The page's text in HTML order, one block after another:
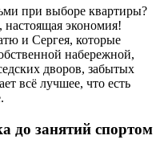
при выборе квартиры?
настоящая экономия!
и Сергея, которые
набережной,
дворов, забытых
всё лучшее, что есть
до занятий спортом